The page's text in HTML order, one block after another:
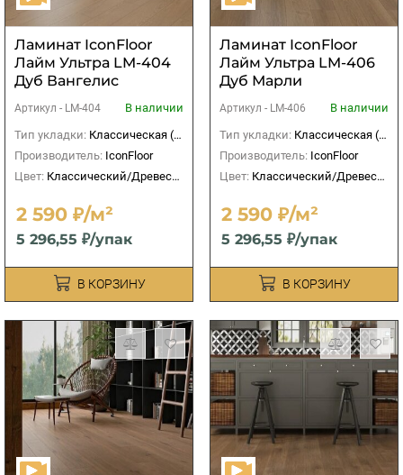
Ламинат IconFloor
Лайм Ультра LM-404
Дуб Вангелис
Артикул - LM-404
В наличии
Тип укладки: Классическая (прямая)
Производитель: IconFloor
Цвет: Классический/Древесный
2 590 ₽/м²
5 296,55 ₽/упак
В КОРЗИНУ
Ламинат IconFloor
Лайм Ультра LM-406
Дуб Марли
Артикул - LM-406
В наличии
Тип укладки: Классическая (прямая)
Производитель: IconFloor
Цвет: Классический/Древесный
2 590 ₽/м²
5 296,55 ₽/упак
В КОРЗИНУ